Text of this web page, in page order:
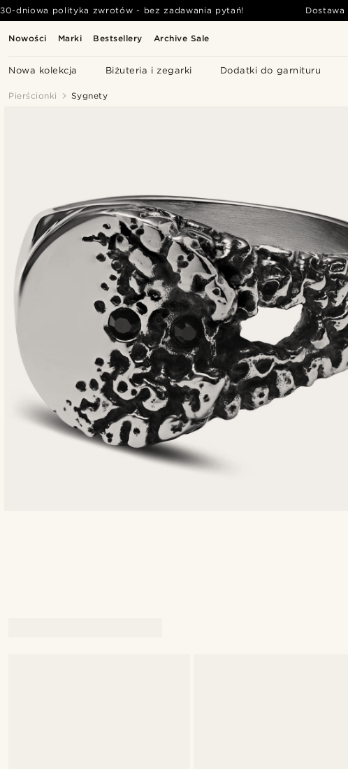
Nowości Marki Bestsellery Archive Sale
Nowa kolekcja Biżuteria i zegarki Dodatki do garnituru
30-dniowa polityka zwrotów - bez zadawania pytań! Dostawa
Pierścionki Sygnety